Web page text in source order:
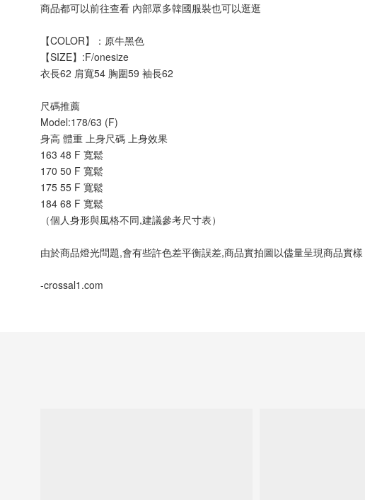
商品都可以前往查看 內部眾多韓國服裝也可以逛逛
【COLOR】：原牛黑色
【SIZE】:F/onesize
衣長62 肩寬54 胸圍59 袖長62
尺碼推薦
Model:178/63 (F)
身高 體重 上身尺碼 上身效果
163 48 F 寬鬆
170 50 F 寬鬆
175 55 F 寬鬆
184 68 F 寬鬆
（個人身形與風格不同,建議參考尺寸表）
由於商品燈光問題,會有些許色差平衡誤差,商品實拍圖以儘量呈現商品實樣
-crossal1.com